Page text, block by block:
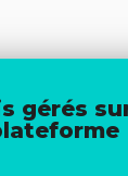
gérés